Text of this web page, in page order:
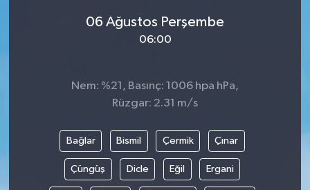
06 Ağustos Perşembe
06:00
Nem: %21, Basınç: 1006 hpa hPa,
Rüzgar: 2.31 m/s
Bağlar Bismil Çermik Çınar
Çüngüş Dicle Eğil Ergani